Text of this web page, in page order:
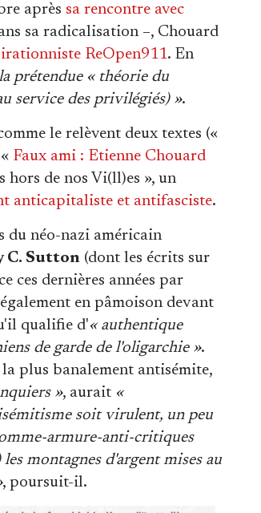
après sa rencontre avec
sa radicalisation –, Chouard
ReOpen911. En
prétendue « théorie du
service des privilégiés) ».
le relèvent deux textes («
Faux ami : Etienne Chouard
hors de nos Vi(ll)es », un
anticapitaliste et antifasciste.
du néo-nazi américain
C. Sutton (dont les écrits sur
ces dernières années par
en pâmoison devant
qualifie d'« authentique
de garde de l'oligarchie ».
plus banalement antisémite,
», aurait «
soit virulent, un peu
armure-anti-critiques
montagnes d'argent mises au
, poursuit-il.